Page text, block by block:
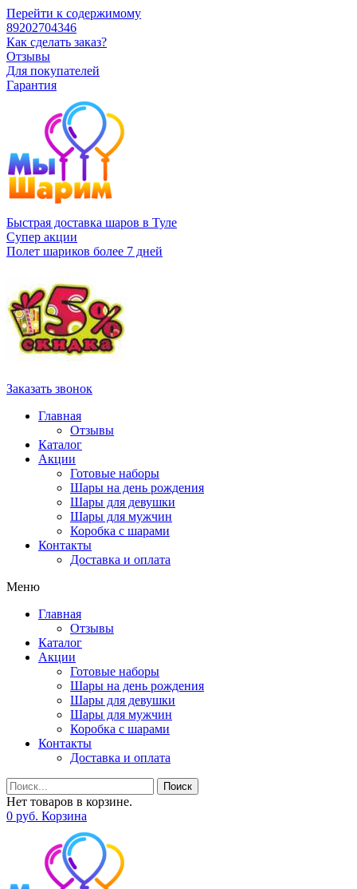
Перейти к содержимому
89202704346
Как сделать заказ?
Отзывы
Для покупателей
Гарантия
Быстрая доставка шаров в Туле
Супер акции
Полет шариков более 7 дней
Заказать звонок
Главная
Отзывы
Каталог
Акции
Готовые наборы
Шары на день рождения
Шары для девушки
Шары для мужчин
Коробка с шарами
Контакты
Доставка и оплата
Меню
Главная
Отзывы
Каталог
Акции
Готовые наборы
Шары на день рождения
Шары для девушки
Шары для мужчин
Коробка с шарами
Контакты
Доставка и оплата
Поиск
Нет товаров в корзине.
0 руб. Корзина